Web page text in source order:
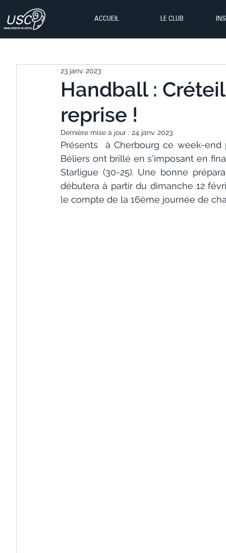
ACCUEIL LE CLUB
Handball :
reprise !
23 janv. 2023
Dernière mise à jour : 24 janv. 2023
Présents  à Cherbourg ce week-end
Béliers ont brillé en s'imposant en
Starligue (30-25). Une bonne
débutera à partir du dimanche 12
le compte de la 16ème journée de